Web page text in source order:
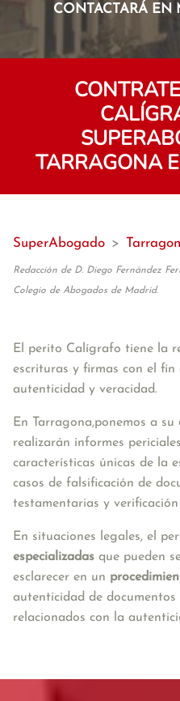
CONTACTARÁ EN
TARRAGONA
SuperAbogado >
Redacción de D. Diego Fernández
Colegio de Abogados de Madrid.
El perito Calígrafo tiene la
escrituras y firmas con el fin
autenticidad y veracidad.
En Tarragona,ponemos a
realizarán informes
características únicas de la
casos de falsificación de
testamentarias y
En situaciones legales, el
especializadas que pueden
esclarecer en un
autenticidad de
relacionados con la